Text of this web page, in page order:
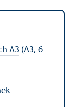
A3 (A3, 6–